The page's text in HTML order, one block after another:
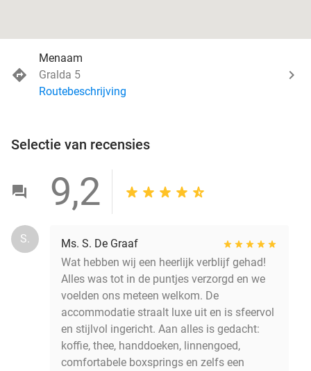
Menaam
Gralda 5
Routebeschrijving
Selectie van recensies
9,2
S.
Ms. S. De Graaf
Wat hebben wij een heerlijk verblijf gehad!
Alles was tot in de puntjes verzorgd en we
voelden ons meteen welkom. De
accommodatie straalt luxe uit en is sfeervol
en stijlvol ingericht. Aan alles is gedacht:
koffie, thee, handdoeken, linnengoed,
comfortabele boxsprings en zelfs een